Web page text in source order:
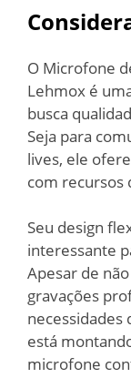
O Microfone
Lehmox é
busca
Seja para
lives, ele
com recursos
Seu design
interessante
Apesar de
gravações
necessidades
está
microfone